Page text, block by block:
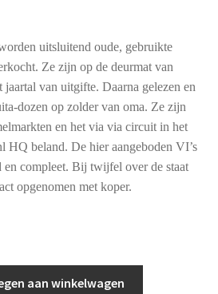
uitsluitend oude, gebruikte
Ze zijn op de deurmat van
jaartal van uitgifte. Daarna gelezen en
dozen op zolder van oma. Ze zijn
en het via via circuit in het
HQ beland. De hier aangeboden VI’s
en compleet. Bij twijfel over de staat
opgenomen met koper.
aan winkelwagen